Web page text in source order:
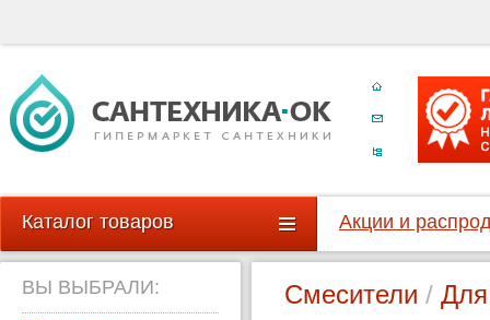
Каталог товаров Акции и
ВЫ ВЫБРАЛИ: Смесители /